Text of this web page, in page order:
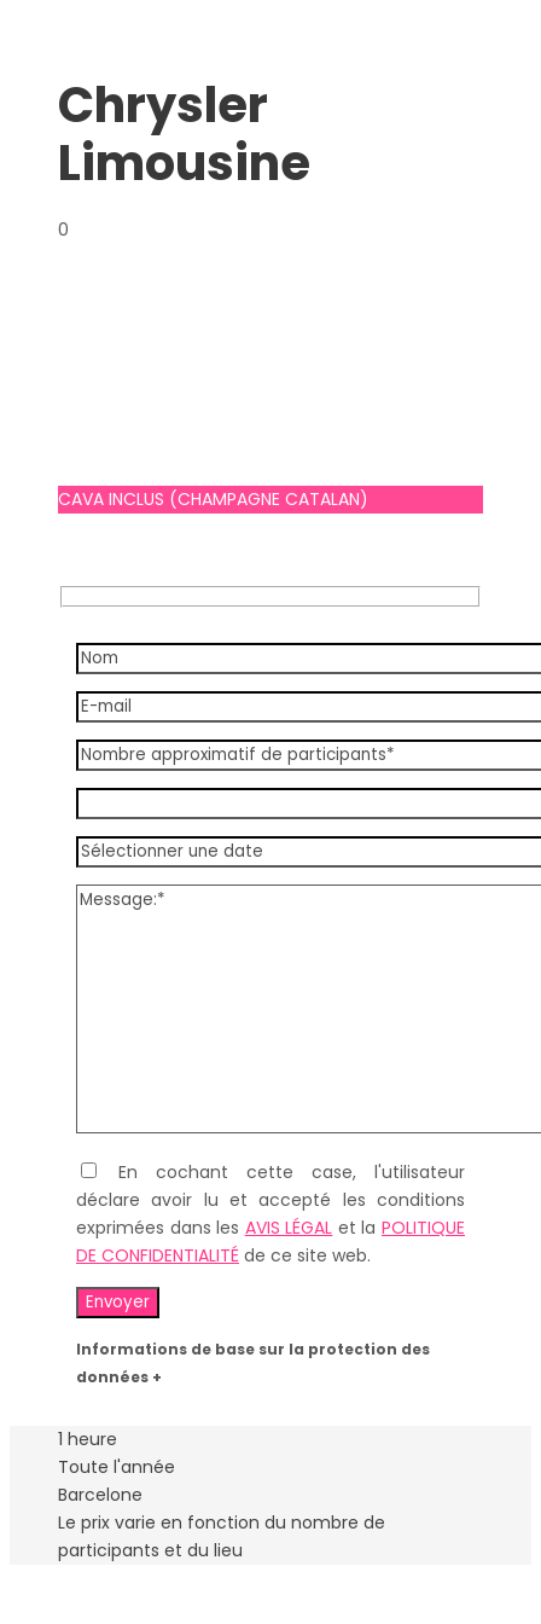
Chrysler
Limousine
0
CAVA INCLUS (CHAMPAGNE CATALAN)
En cochant cette case, l'utilisateur
déclare avoir lu et accepté les conditions
exprimées dans les AVIS LÉGAL et laPOLITIQUE
DE CONFIDENTIALITÉ de ce site web.
Informations de base sur la protection des
données +
1 heure
Toute l'année
Barcelone
Le prix varie en fonction du nombre de
participants et du lieu